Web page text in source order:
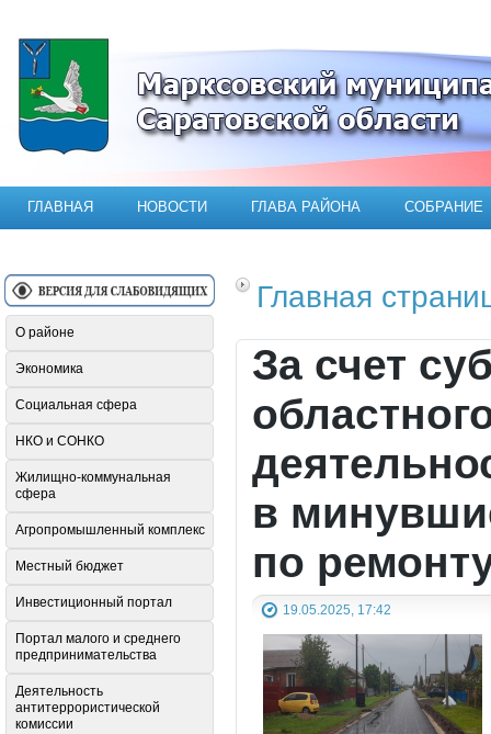
Официальный сайт Марксовского
ГЛАВНАЯ НОВОСТИ ГЛАВА РАЙОНА СОБРАНИЕ
Главная
За счет
в
по
19.05.2025, 17:42
О районе
Экономика
Социальная сфера
НКО и СОНКО
Жилищно-коммунальная
сфера
Агропромышленный комплекс
Местный бюджет
Инвестиционный портал
Портал малого и среднего
предпринимательства
Деятельность
антитеррористической
комиссии